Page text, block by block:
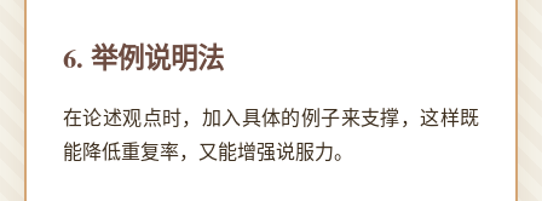
6. 举例说明法
在论述观点时，加入具体的例子来支撑，这样既
能降低重复率，又能增强说服力。